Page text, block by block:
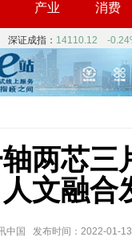
产业 消费
两芯三
人文融合
中国 发布时间：2022-01-